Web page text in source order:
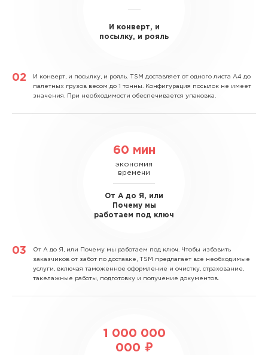
И конверт, и
посылку, и рояль
И конверт, и посылку, и рояль. TSM доставляет от одного листа А4 до
палетных грузов весом до 1 тонны. Конфигурация посылок не имеет
значения. При необходимости обеспечивается упаковка.
60 мин
экономия
времени
От А до Я, или
Почему мы
работаем под ключ
От А до Я, или Почему мы работаем под ключ. Чтобы избавить
заказчиков от забот по доставке, TSM предлагает все необходимые
услуги, включая таможенное оформление и очистку, страхование,
такелажные работы, подготовку и получение документов.
1 000 000
000 ₽